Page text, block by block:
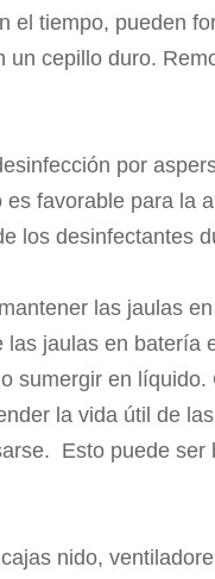
el tiempo, pueden
cepillo duro.
por
favorable para la
los desinfectantes
las jaulas
jaulas en batería
sumergir en líquido.
la vida útil de
Esto puede ser
nido,